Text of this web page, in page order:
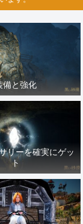
備と強化
リーを確実にゲッ
ト